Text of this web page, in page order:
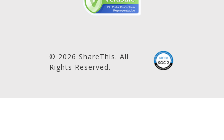
© 2026 ShareThis. All
Rights Reserved.